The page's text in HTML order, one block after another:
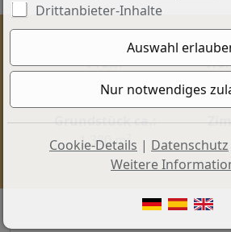
Preis:
3.100.000 €
Grundstück ca.:
1.380 m²
Drittanbieter-Inhalte
Cookie-Details | Datenschutz
Weitere